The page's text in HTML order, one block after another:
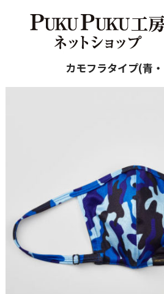
カモフラタイプ(青